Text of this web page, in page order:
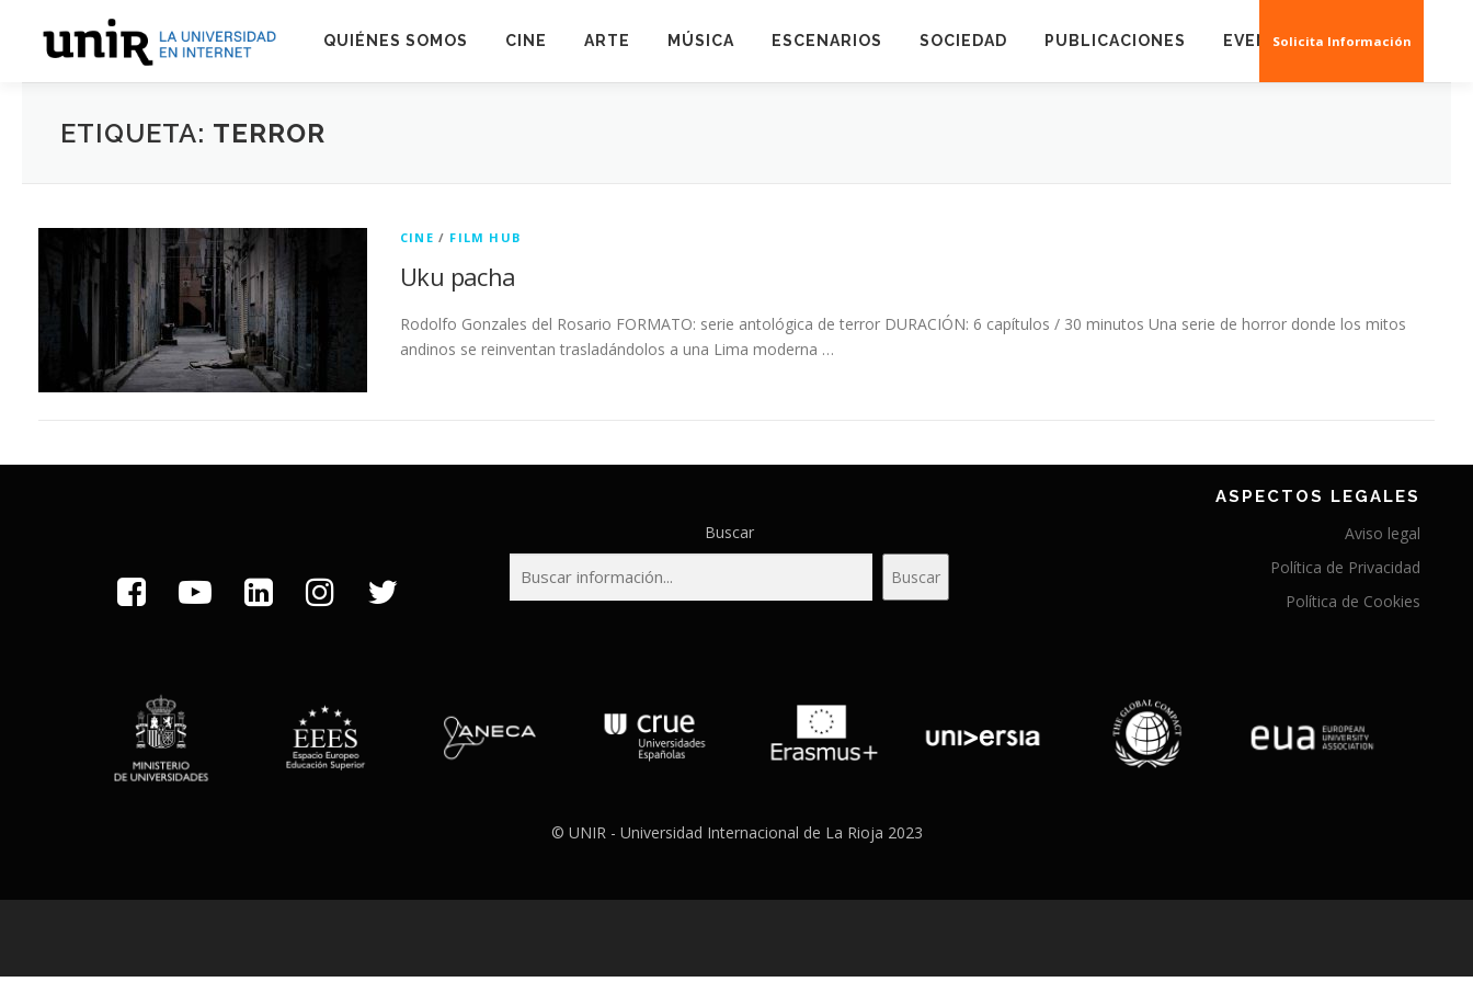
content
QUIÉNES SOMOS CINE ARTE MÚSICA ESCENARIOS SOCIEDAD PUBLICACIONES EVENTOS CREAS 3D
ETIQUETA: TERROR
CINE / FILM HUB
Uku pacha
Rodolfo Gonzales del Rosario FORMATO: serie antológica de terror DURACIÓN: 6 capítulos / 30 minutos Una serie de horror donde los mitos
andinos se reinventan trasladándolos a una Lima moderna …
Buscar
Buscar
Solicita Información
ASPECTOS LEGALES
Aviso legal
Política de Privacidad
Política de Cookies
© UNIR - Universidad Internacional de La Rioja 2023